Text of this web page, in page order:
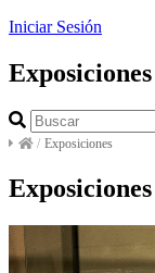
Iniciar Sesión
Exposiciones
/ Exposiciones
Exposiciones